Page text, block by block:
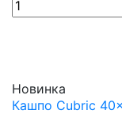
Новинка
Кашпо Cubric